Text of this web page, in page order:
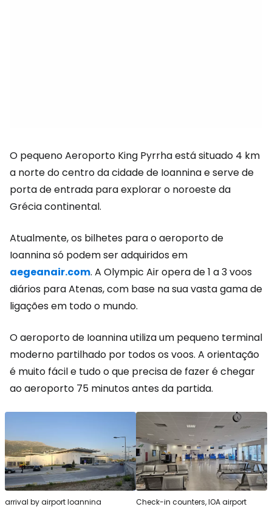
O pequeno Aeroporto King Pyrrha está situado 4 km
a norte do centro da cidade de Ioannina e serve de
porta de entrada para explorar o noroeste da
Grécia continental.
Atualmente, os bilhetes para o aeroporto de
Ioannina só podem ser adquiridos em
aegeanair.com. A Olympic Air opera de 1 a 3 voos
diários para Atenas, com base na sua vasta gama de
ligações em todo o mundo.
O aeroporto de Ioannina utiliza um pequeno terminal
moderno partilhado por todos os voos. A orientação
é muito fácil e tudo o que precisa de fazer é chegar
ao aeroporto 75 minutos antes da partida.
arrival by airport Ioannina Check-in counters, IOA airport